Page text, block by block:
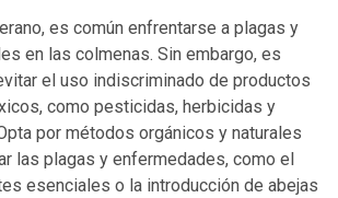
es común enfrentarse a plagas y
en las colmenas. Sin embargo, es
el uso indiscriminado de productos
como pesticidas, herbicidas y
por métodos orgánicos y naturales
las plagas y enfermedades, como el
esenciales o la introducción de abejas